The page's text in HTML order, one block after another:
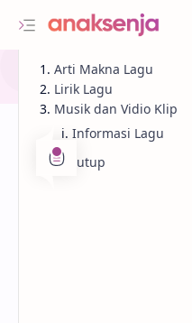
Gunakan fiturBookmark
bacaanmu di lain waktu
Lirik dan
Terpikat
Arti Makna Lagu
Lirik Lagu
Musik dan Vidio Klip
Informasi Lagu
Penutup